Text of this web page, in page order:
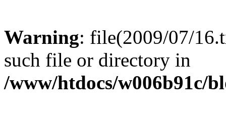
Warning: file(2009/07/
such file or directory in
/www/htdocs/w006b91c/